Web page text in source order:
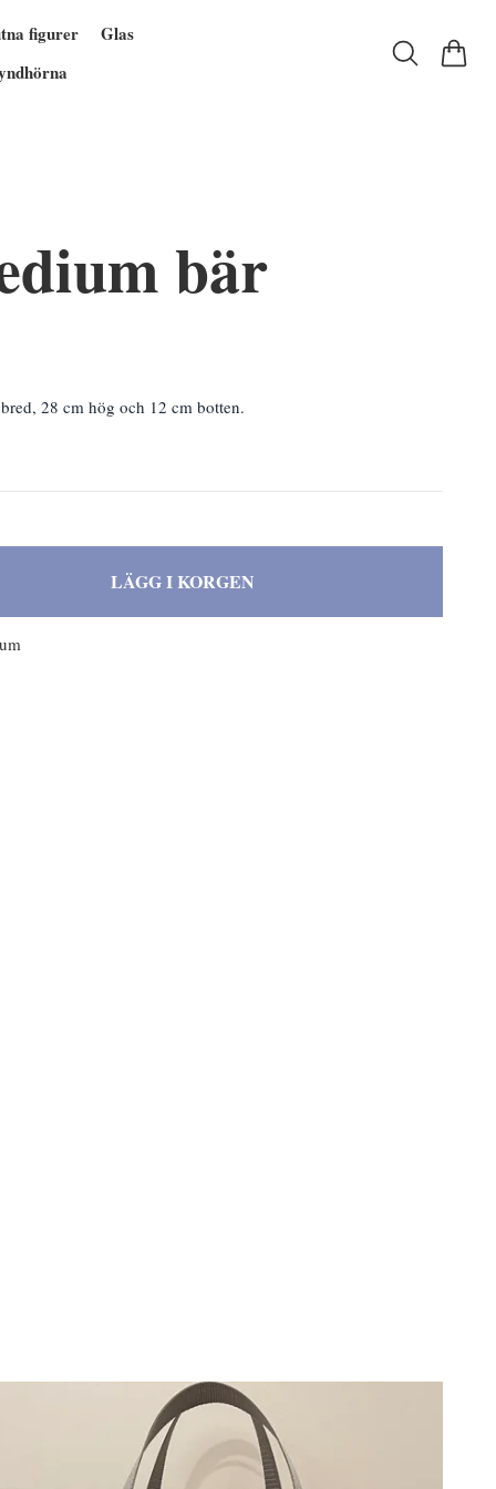
figurer
Glas
bär
28 cm hög och 12 cm botten.
LÄGG I KORGEN